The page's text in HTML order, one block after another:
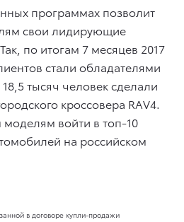
программах позволит
свои лидирующие
по итогам 7 месяцев 2017
стали обладателями
тысяч человек сделали
кроссовера RAV4.
войти в топ-10
на российском
в договоре купли-продажи